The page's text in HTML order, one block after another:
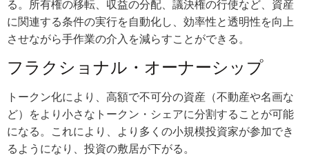
る。所有権の移転、収益の分配、議決権の行使など、資産
に関連する条件の実行を自動化し、効率性と透明性を向上
させながら手作業の介入を減らすことができる。
フラクショナル・オーナーシップ
トークン化により、高額で不可分の資産（不動産や名画な
ど）をより小さなトークン・シェアに分割することが可能
になる。これにより、より多くの小規模投資家が参加でき
るようになり、投資の敷居が下がる。